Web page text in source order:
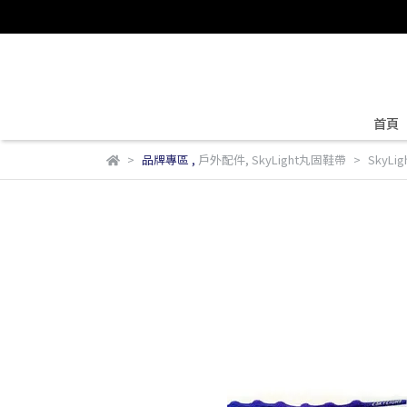
首頁
品牌專區 , 戶外配件, SkyLight丸固鞋帶